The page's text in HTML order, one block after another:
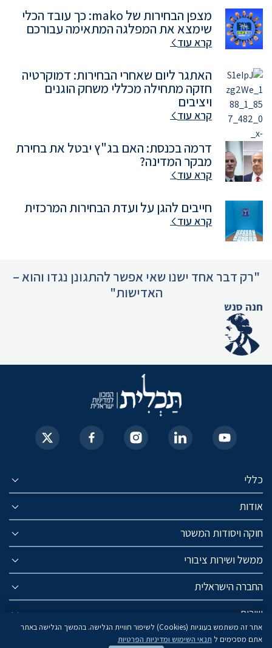
מצפן הבחירות של mako: כך עובד הכלי
שימצא את המפלגה המתאימה עבורכם
קרא עוד
האתגר ליום שאחרי הבחירות: דמוקרטיה
חזקה מתחילה מכללי משחק הוגנים
ויציבים
קרא עוד
דרמה בכנסת: האם בג"ץ יבטל את בחירת
מבקר המדינה?
קרא עוד
חייבים להגן על ועדת הבחירות המרכזית
קרא עוד
"רק דבר אחד ישנו שאי אפשר להתגונן נגדו והוא –
האדישות"
חנה סנש
כללי
אודות
חוקה ויסודות המשטר
ממשל ושירות ציבורי
החברה הישראלית
שירות
אתר זה משתמש בעוגיות (Cookies) לשיפור חוויית הגלישה. בהמשך הגלישה באתר
אתם מסכימים ל תנאי השימוש ומדיניות הפרטיות